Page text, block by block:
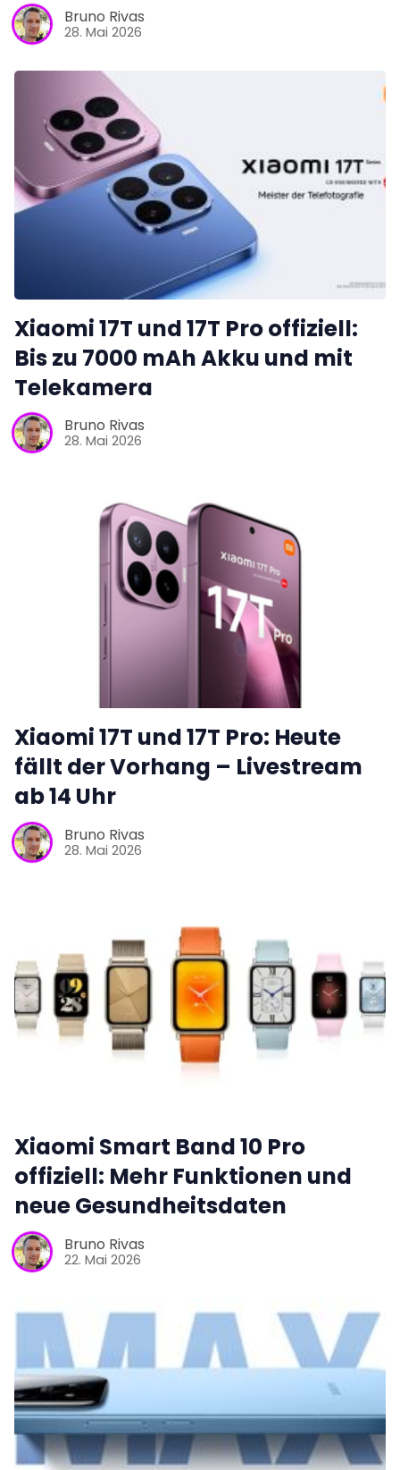
Bruno Rivas
28. Mai 2026
Xiaomi 17T und 17T Pro offiziell:
Bis zu 7000 mAh Akku und mit
Telekamera
Bruno Rivas
28. Mai 2026
Xiaomi 17T und 17T Pro: Heute
fällt der Vorhang – Livestream
ab 14 Uhr
Bruno Rivas
28. Mai 2026
Xiaomi Smart Band 10 Pro
offiziell: Mehr Funktionen und
neue Gesundheitsdaten
Bruno Rivas
22. Mai 2026